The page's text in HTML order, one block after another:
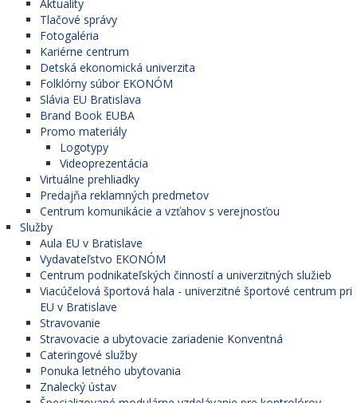
Aktuality
Tlačové správy
Fotogaléria
Kariérne centrum
Detská ekonomická univerzita
Folklórny súbor EKONÓM
Slávia EU Bratislava
Brand Book EUBA
Promo materiály
Logotypy
Videoprezentácia
Virtuálne prehliadky
Predajňa reklamných predmetov
Centrum komunikácie a vzťahov s verejnosťou
Služby
Aula EU v Bratislave
Vydavateľstvo EKONÓM
Centrum podnikateľských činností a univerzitných služieb
Viacúčelová športová hala - univerzitné športové centrum pri
EU v Bratislave
Stravovanie
Stravovacie a ubytovacie zariadenie Konventná
Cateringové služby
Ponuka letného ubytovania
Znalecký ústav